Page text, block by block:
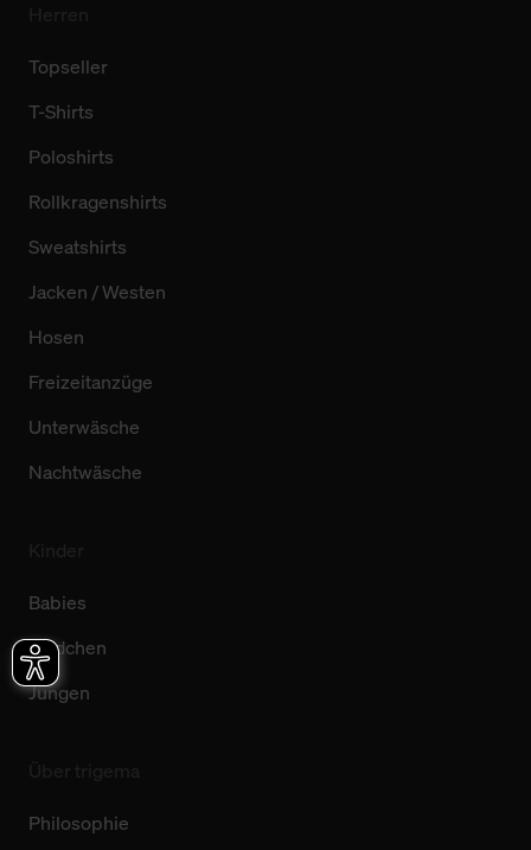
Topseller
T-Shirts
Poloshirts
Rollkragenshirts
Sweatshirts
Jacken / Westen
Hosen
Freizeitanzüge
Unterwäsche
Nachtwäsche
Babies
Mädchen
Jungen
Philosophie